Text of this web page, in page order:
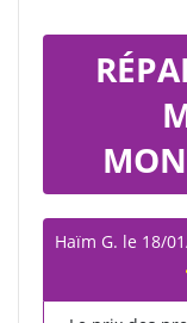
Haïm G. le 18/